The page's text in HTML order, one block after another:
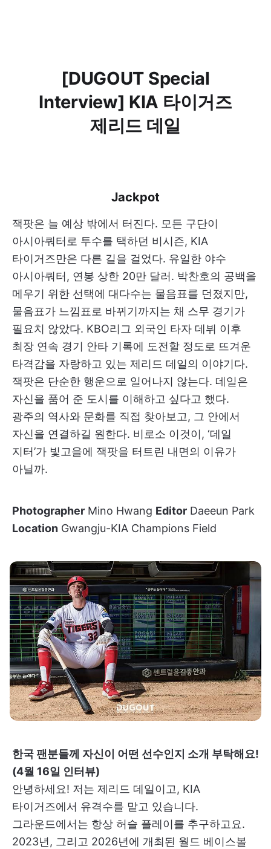
[DUGOUT Special
Interview] KIA 타이거즈
제리드 데일
Jackpot
잭팟은 늘 예상 밖에서 터진다. 모든 구단이
아시아쿼터로 투수를 택하던 비시즌, KIA
타이거즈만은 다른 길을 걸었다. 유일한 야수
아시아쿼터, 연봉 상한 20만 달러. 박찬호의 공백을
메우기 위한 선택에 대다수는 물음표를 던졌지만,
물음표가 느낌표로 바뀌기까지는 채 스무 경기가
필요치 않았다. KBO리그 외국인 타자 데뷔 이후
최장 연속 경기 안타 기록에 도전할 정도로 뜨겨운
타격감을 자랑하고 있는 제리드 데일의 이야기다.
잭팟은 단순한 행운으로 일어나지 않는다. 데일은
자신을 품어 준 도시를 이해하고 싶다고 했다.
광주의 역사와 문화를 직접 찾아보고, 그 안에서
자신을 연결하길 원한다. 비로소 이것이, ‘데일
지터’가 빛고을에 잭팟을 터트린 내면의 이유가
아닐까.
Photographer Mino Hwang Editor Daeeun Park
Location Gwangju-KIA Champions Field
한국 팬분들께 자신이 어떤 선수인지 소개 부탁해요!
(4월 16일 인터뷰)
안녕하세요! 저는 제리드 데일이고, KIA
타이거즈에서 유격수를 맡고 있습니다.
그라운드에서는 항상 허슬 플레이를 추구하고요.
2023년, 그리고 2026년에 개최된 월드 베이스볼